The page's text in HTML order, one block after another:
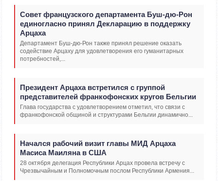
Совет французского департамента Буш-дю-Рон
единогласно принял Декларацию в поддержку
Арцаха
Департамент Буш-дю-Рон также принял решение оказать
содействие Арцаху для удовлетворения его гуманитарных
потребностей,...
Президент Арцаха встретился с группой
представителей франкофонских кругов Бельгии
Глава государства с удовлетворением отметил, что связи с
франкофонской общиной и структурами Бельгии динамично...
Начался рабочий визит главы МИД Арцаха
Масиса Маиляна в США
28 октября делегация Республики Арцах провела встречу с
Чрезвычайным и Полномочным послом Республики Армения...